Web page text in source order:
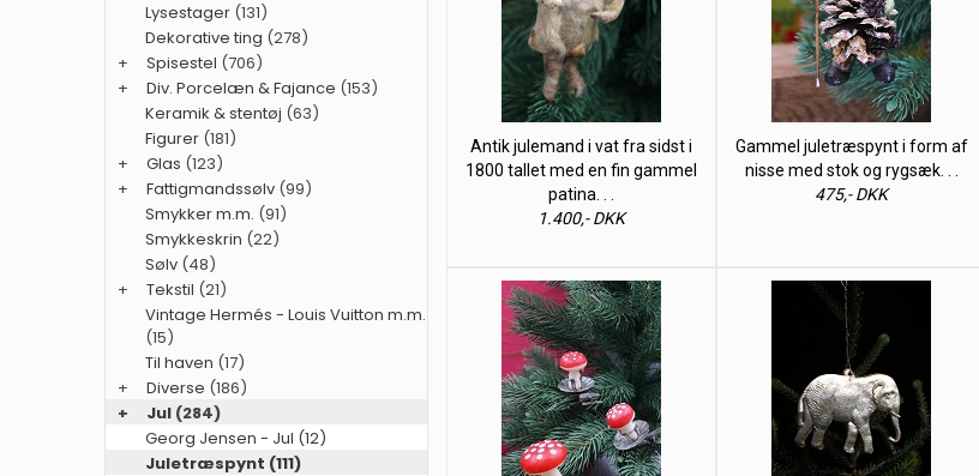
Antik julemand i vat fra sidst i
1800 tallet med en fin gammel
patina. . .
1.400,- DKK
Gammel juletræspynt i form af
nisse med stok og rygsæk. . .
475,- DKK
Lysestager (131)
Dekorative ting (278)
+
Spisestel (706)
+
Div. Porcelæn & Fajance (153)
Keramik & stentøj (63)
Figurer (181)
+
Glas (123)
+
Fattigmandssølv (99)
Smykker m.m. (91)
Smykkeskrin (22)
Sølv (48)
+
Tekstil (21)
Vintage Hermés - Louis Vuitton m.m.
(15)
Til haven (17)
+
Diverse (186)
+
Jul (284)
Georg Jensen - Jul (12)
Juletræspynt (111)